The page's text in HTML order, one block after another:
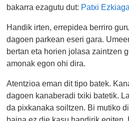
bakarra ezagutu dut: Patxi Ezkiaga
Handik irten, errepidea berriro
dagoen parkean eseri gara.
bertan eta horien jolasa zaintzen
amonak egon ohi dira.
Atentzioa eman dit tipo batek.
dagoen kanaberadi txiki batetik.
da pixkanaka soiltzen. Bi mutiko